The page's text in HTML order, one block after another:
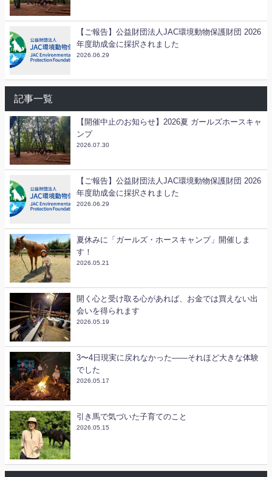
【ご報告】公益財団法人JAC環境動物保護財団 2026
年度助成金に採択されました
2026.06.29
記事一覧
【開催中止のお知らせ】2026夏 ガールズホースキャ
ンプ
2026.07.30
【ご報告】公益財団法人JAC環境動物保護財団 2026
年度助成金に採択されました
2026.06.29
夏休みに「ガールズ・ホースキャンプ」開催しま
す！
2026.05.21
開く心と受け取る心があれば、お金では買えない出
会いを得られます
2026.05.19
3〜4日現実に戻れなかった——それほど大きな体験
でした
2026.05.17
引き馬で気づいた子育てのこと
2026.05.15